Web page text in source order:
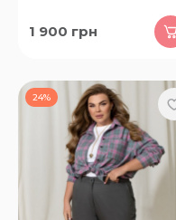
1 900 грн
24%